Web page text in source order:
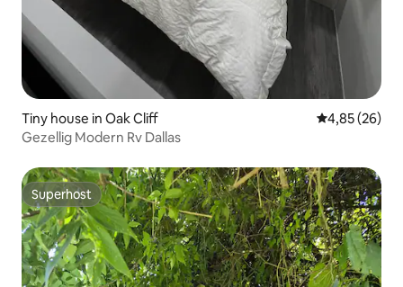
Tiny house in Oak Cliff Gemiddelde
4,85 (26)
Gezellig Modern Rv Dallas
Superhost
Superhost